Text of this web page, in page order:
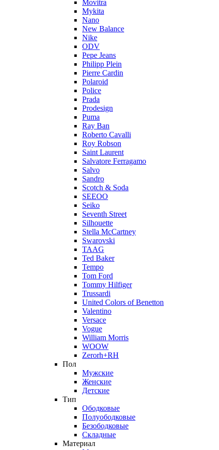
Movitra
Mykita
Nano
New Balance
Nike
ODV
Pepe Jeans
Philipp Plein
Pierre Cardin
Polaroid
Police
Prada
Prodesign
Puma
Ray Ban
Roberto Cavalli
Roy Robson
Saint Laurent
Salvatore Ferragamo
Salvo
Sandro
Scotch & Soda
SEEOO
Seiko
Seventh Street
Silhouette
Stella McCartney
Swarovski
TAAG
Ted Baker
Tempo
Tom Ford
Tommy Hilfiger
Trussardi
United Colors of Benetton
Valentino
Versace
Vogue
William Morris
WOOW
Zerorh+RH
Пол
Мужские
Женские
Детские
Тип
Ободковые
Полуободковые
Безободковые
Складные
Материал